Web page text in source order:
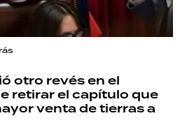
otro revés en el
retirar el capítulo que
venta de tierras a